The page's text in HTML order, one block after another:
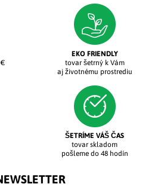
EKO FRIENDLY
tovar šetrný k Vám
aj životnému prostrediu
ŠETRÍME VÁŠ ČAS
tovar skladom
pošleme do 48 hodín